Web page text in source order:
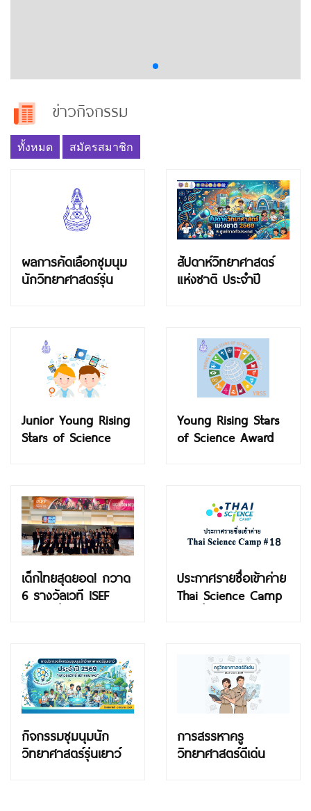
ข่าวกิจกรรม
ทั้งหมด สมัครสมาชิก
ผลการคัดเลือกชุมนุม
นักวิทยาศาสตร์รุ่น
สัปดาห์วิทยาศาสตร์
แห่งชาติ ประจำปี
Junior Young Rising
Stars of Science
Young Rising Stars
of Science Award
เด็กไทยสุดยอด! กวาด
6 รางวัลเวที ISEF
ประกาศรายชื่อเข้าค่าย
Thai Science Camp
กิจกรรมชุมนุมนัก
วิทยาศาสตร์รุ่นเยาว์
การสรรหาครู
วิทยาศาสตร์ดีเด่น